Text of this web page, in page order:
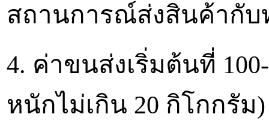
สถานการณ์ส่งสินค้ากับ
4. ค่าขนส่งเริ่มต้นที่
หนักไม่เกิน 20 กิโกกรั